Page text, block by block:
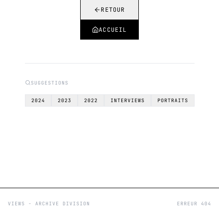
RETOUR
ACCUEIL
SUGGESTIONS
2024 2023 2022 INTERVIEWS PORTRAITS
VIEWS - ARCHIVE DIVISION ERREUR 404